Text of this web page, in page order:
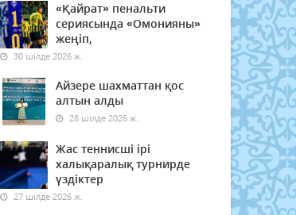
«Қайрат» пенальти
сериясында «Омонияны»
жеңіп,
30 шілде 2026 ж.
Айзере шахматтан қос
алтын алды
28 шілде 2026 ж.
Жас теннисші ірі
халықаралық турнирде
үздіктер
27 шілде 2026 ж.